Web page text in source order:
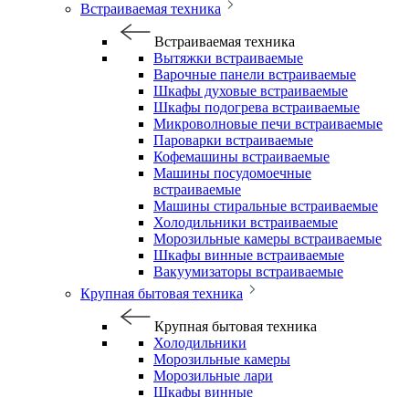
Встраиваемая техника
Встраиваемая техника
Вытяжки встраиваемые
Варочные панели встраиваемые
Шкафы духовые встраиваемые
Шкафы подогрева встраиваемые
Микроволновые печи встраиваемые
Пароварки встраиваемые
Кофемашины встраиваемые
Машины посудомоечные
встраиваемые
Машины стиральные встраиваемые
Холодильники встраиваемые
Морозильные камеры встраиваемые
Шкафы винные встраиваемые
Вакуумизаторы встраиваемые
Крупная бытовая техника
Крупная бытовая техника
Холодильники
Морозильные камеры
Морозильные лари
Шкафы винные